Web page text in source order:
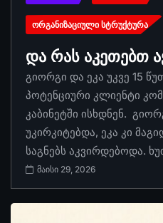
ᲝᲠᲒᲐᲜᲘᲖᲐᲪᲘᲣᲚᲘ ᲡᲢᲠᲣᲥᲢᲣᲠᲐ
და რას აკეთებთ
გიორგი და ეკა უკვე 15
პოტენციური კლიენტი
კაბინეტში ისხდნენ.
უკირკიტებდა, ეკა კი
საგნებს აკვირდებოდა.
მაისი 29, 2026